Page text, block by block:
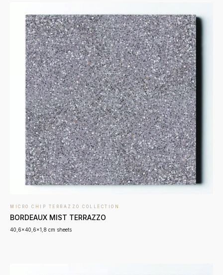
MICRO CHIP TERRAZZO COLLECTION
BORDEAUX MIST TERRAZZO
40,6x40,6x1,8 cm sheets